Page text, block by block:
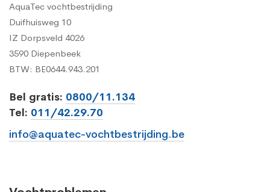
AquaTec vochtbestrijding
Duifhuisweg 10
IZ Dorpsveld 4026
3590 Diepenbeek
BTW: BE0644.943.201
Bel gratis: 0800/11.134
Tel: 011/42.29.70
info@aquatec-vochtbestrijding.be